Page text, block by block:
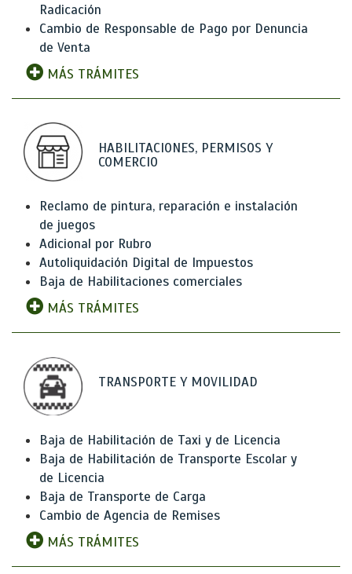
Radicación
Cambio de Responsable de Pago por Denuncia
de Venta
MÁS TRÁMITES
HABILITACIONES, PERMISOS Y
COMERCIO
Reclamo de pintura, reparación e instalación
de juegos
Adicional por Rubro
Autoliquidación Digital de Impuestos
Baja de Habilitaciones comerciales
MÁS TRÁMITES
TRANSPORTE Y MOVILIDAD
Baja de Habilitación de Taxi y de Licencia
Baja de Habilitación de Transporte Escolar y
de Licencia
Baja de Transporte de Carga
Cambio de Agencia de Remises
MÁS TRÁMITES